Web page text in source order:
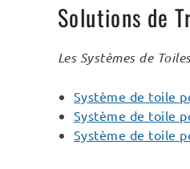
Solutions de
Les Systèmes de
Système de toile
Système de toile
Système de toile